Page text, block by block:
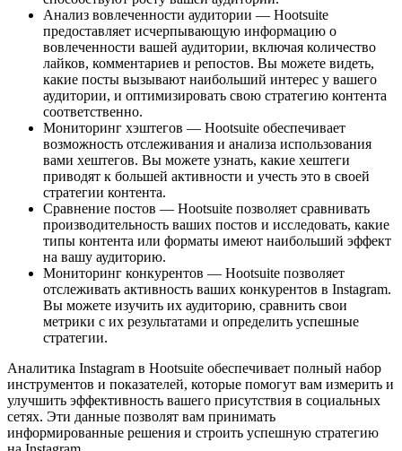
Анализ вовлеченности аудитории — Hootsuite
предоставляет исчерпывающую информацию о
вовлеченности вашей аудитории, включая количество
лайков, комментариев и репостов. Вы можете видеть,
какие посты вызывают наибольший интерес у вашего
аудитории, и оптимизировать свою стратегию контента
соответственно.
Мониторинг хэштегов — Hootsuite обеспечивает
возможность отслеживания и анализа использования
вами хештегов. Вы можете узнать, какие хештеги
приводят к большей активности и учесть это в своей
стратегии контента.
Сравнение постов — Hootsuite позволяет сравнивать
производительность ваших постов и исследовать, какие
типы контента или форматы имеют наибольший эффект
на вашу аудиторию.
Мониторинг конкурентов — Hootsuite позволяет
отслеживать активность ваших конкурентов в Instagram.
Вы можете изучить их аудиторию, сравнить свои
метрики с их результатами и определить успешные
стратегии.
Аналитика Instagram в Hootsuite обеспечивает полный набор
инструментов и показателей, которые помогут вам измерить и
улучшить эффективность вашего присутствия в социальных
сетях. Эти данные позволят вам принимать
информированные решения и строить успешную стратегию